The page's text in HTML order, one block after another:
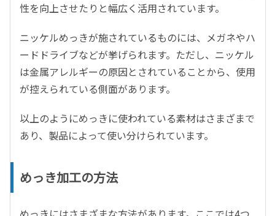
性を向上させたりと幅広く活用されています。
ニッケルめっきが施されているものには、メガネやハ
ードドライブなどが挙げられます。ただし、ニッケル
は金属アレルギーの原因とされていることから、使用
が控えられている側面があります。
以上のようにめっきに使われている素材はさまざまで
あり、製品によって使い分けられています。
めっき加工の方法